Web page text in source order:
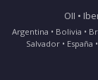
OII •
Argentina • Bolivia •
Salvador • España